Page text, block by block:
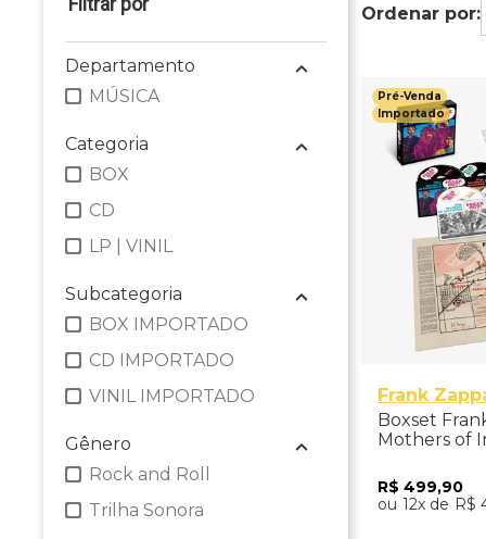
Departamento
MÚSICA
Categoria
BOX
CD
LP | VINIL
Subcategoria
BOX IMPORTADO
CD IMPORTADO
VINIL IMPORTADO
Gênero
Rock and Roll
Trilha Sonora
Pré-Venda
Importado
Frank
Boxset
Mothers of
Deluxe
- Importado
R$ 499,90
12
R$